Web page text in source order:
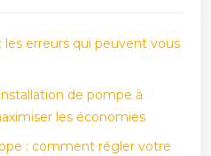
erreurs qui peuvent vous
de pompe à
les économies
: comment régler votre